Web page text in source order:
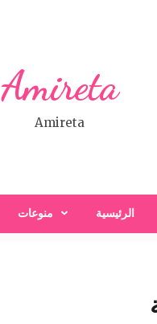
Amireta
Amireta
الرئيسية منوعات